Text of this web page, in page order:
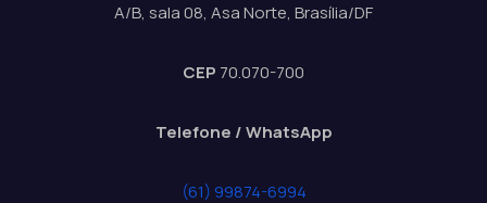
A/B, sala 08, Asa Norte, Brasília/DF
CEP 70.070-700
Telefone / WhatsApp
(61) 99874-6994